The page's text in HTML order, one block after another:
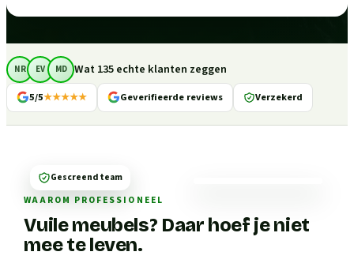
NR EV MD Wat 135 echte klanten zeggen
5/5★★★★★ Geverifieerde reviews Verzekerd
WAAROM PROFESSIONEEL
Vuile meubels? Daar hoef je niet
mee te leven.
Gescreend team